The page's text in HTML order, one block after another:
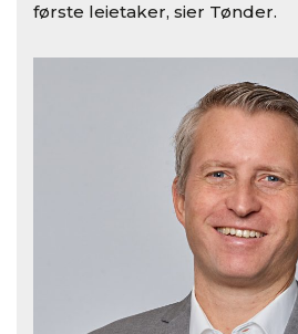
første leietaker, sier Tønder.